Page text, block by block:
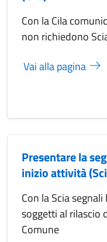
Con la Cila
non richiedono
Vai alla pagina
Presentare la
inizio attività
Con la Scia
soggetti al rilascio
Comune